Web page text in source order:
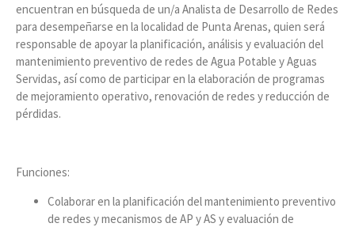
encuentran en búsqueda de un/a Analista de Desarrollo de Redes
para desempeñarse en la localidad de Punta Arenas, quien será
responsable de apoyar la planificación, análisis y evaluación del
mantenimiento preventivo de redes de Agua Potable y Aguas
Servidas, así como de participar en la elaboración de programas
de mejoramiento operativo, renovación de redes y reducción de
pérdidas.
Funciones:
Colaborar en la planificación del mantenimiento preventivo
de redes y mecanismos de AP y AS y evaluación de